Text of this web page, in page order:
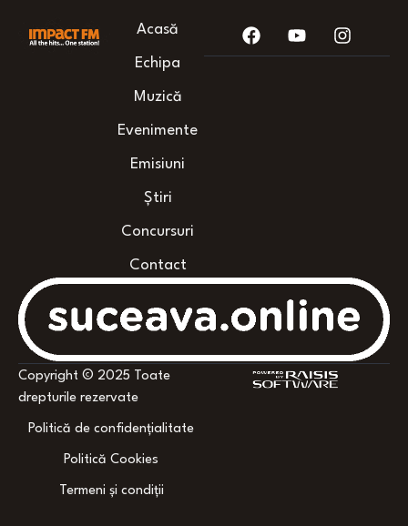
Acasă
Echipa
Muzică
Evenimente
Emisiuni
Știri
Concursuri
Contact
Copyright © 2025 Toate
drepturile rezervate
Politică de confidențialitate
Politică Cookies
Termeni și condiții